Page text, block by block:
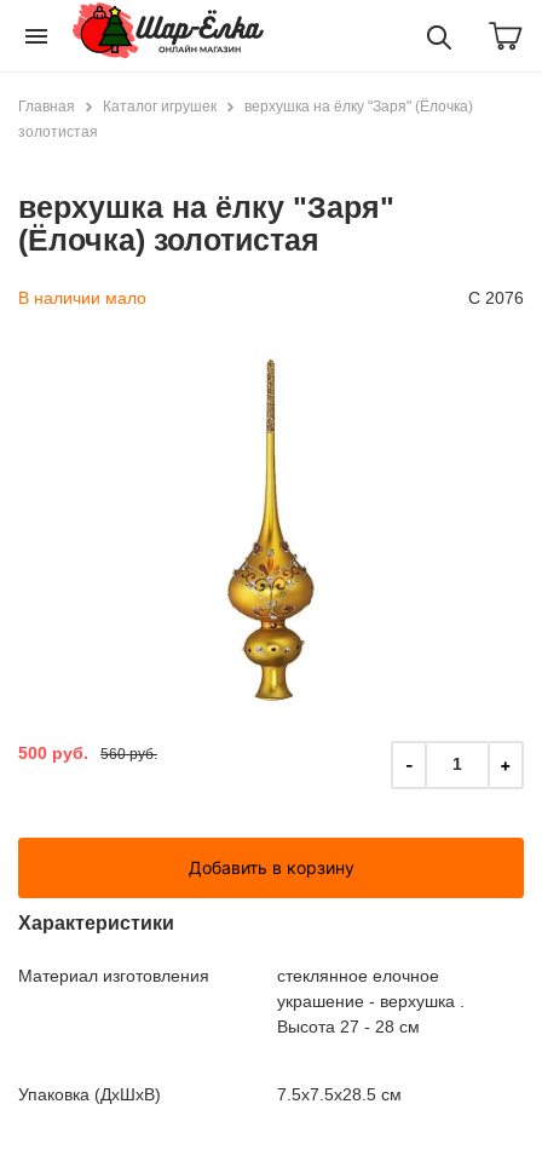
menu
Главная Каталог игрушек
верхушка на ёлку "Заря" (Ёлочка)
золотистая
верхушка на ёлку "Заря"
(Ёлочка) золотистая
В наличии мало С 2076
500 руб. 560 руб. - 1 +
Добавить в корзину
Характеристики
Материал изготовления
стеклянное елочное
украшение - верхушка .
Высота 27 - 28 см
Упаковка (ДxШxВ) 7.5x7.5x28.5 см